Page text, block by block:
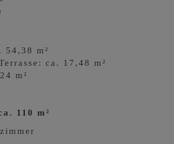
54,38 m²
ca. 17,48 m²
m²
110 m²